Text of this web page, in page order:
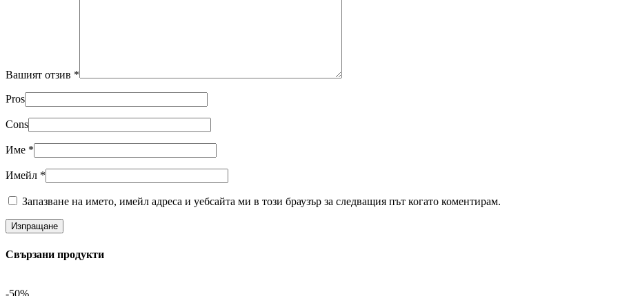
Вашият отзив *
Pros
Cons
Име *
Имейл *
Запазване на името, имейл адреса и уебсайта ми в този браузър за следващия път когато коментирам.
Свързани продукти
-50%